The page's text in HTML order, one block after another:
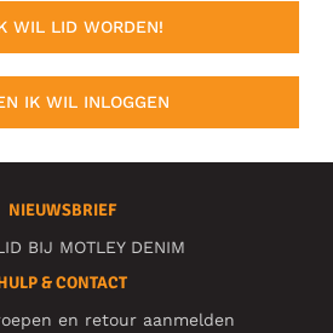
WIL LID WORDEN!
IK WIL INLOGGEN
NIEUWSBRIEF
BIJ MOTLEY DENIM
& CONTACT
en retour aanmelden